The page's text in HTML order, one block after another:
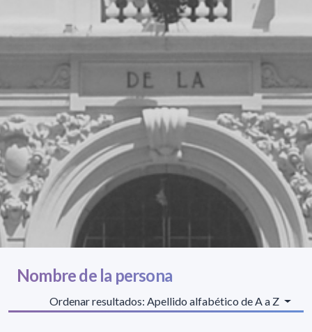
Nombre de la persona
Ordenar resultados: Apellido alfabético de A a Z